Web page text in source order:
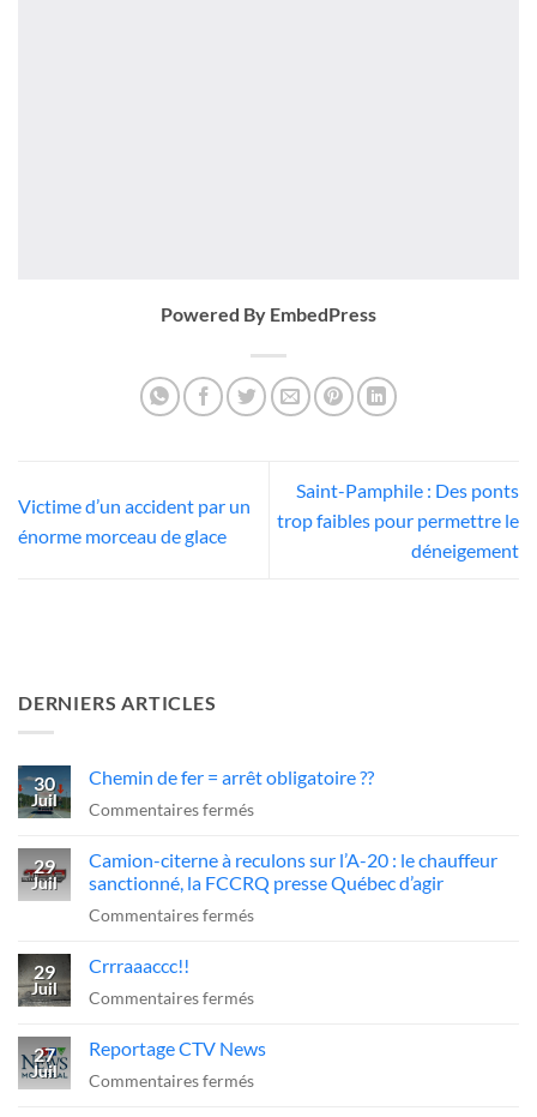
Powered By EmbedPress
Victime d’un accident par un
énorme morceau de glace
Saint-Pamphile : Des ponts
trop faibles pour permettre le
déneigement
DERNIERS ARTICLES
30
Juil
Chemin de fer = arrêt obligatoire ??
Commentaires ferméssur
de
fer
=
??
29
Juil
Camion-citerne à reculons sur l’A-20 : le chauffeur
sanctionné, la FCCRQ presse Québec d’agir
Commentaires ferméssur
à
sur
l’A-
29
Juil
Crrraaaccc!!
Commentaires ferméssur
27
Juil
Reportage CTV News
Commentaires ferméssur